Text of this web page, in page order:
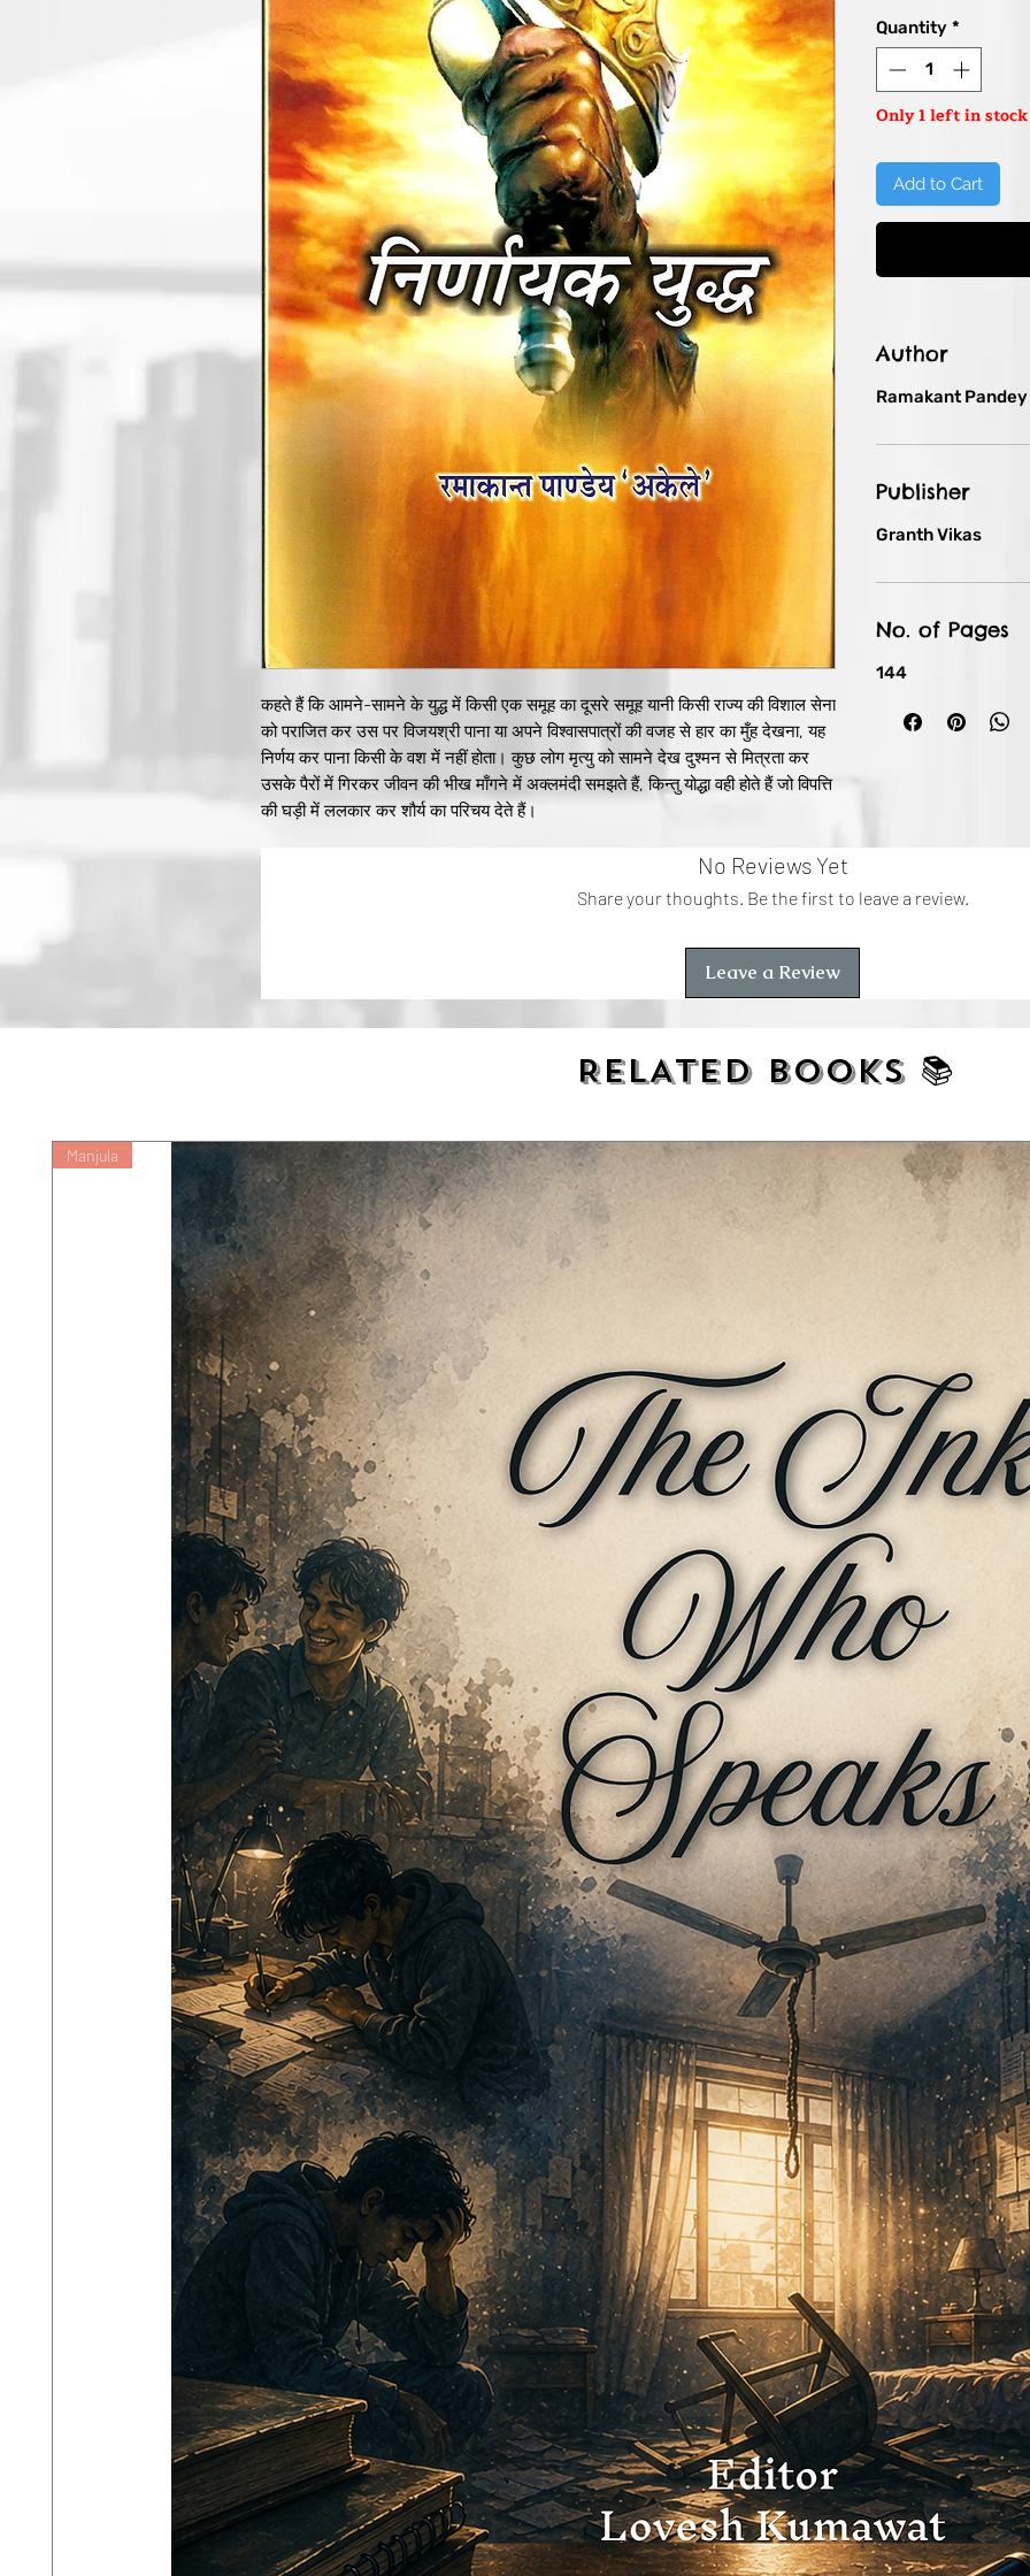
कहते हैं कि आमने-सामने के युद्ध में किसी एक समूह का दूसरे समूह यानी किसी राज्य की विशाल सेना
को पराजित कर उस पर विजयश्री पाना या अपने विश्वासपात्रों की वजह से हार का मुँह देखना, यह
निर्णय कर पाना किसी के वश में नहीं होता। कुछ लोग मृत्यु को सामने देख दुश्मन से मित्रता कर
उसके पैरों में गिरकर जीवन की भीख माँगने में अक्लमंदी समझते हैं, किन्तु योद्धा वही होते हैं जो विपत्ति
की घड़ी में ललकार कर शौर्य का परिचय देते हैं।
प्राचीन गाथाओं को अपनी लेखनी में शामिल किया है, जिनमें जहाँ एक ओर श्रद्धा, प्रेम एवं आपसी
मेलजोल का तालमेल है तो वहीं दूसरी और विश्वास के साथ-साथ छल-कपट एवं विरोध की भावना से
'विलक्षण साधु' तक कुल तेईस लघुकथाओं का समावेश है। प्रत्येक लघुकथा को सुप्रसिद्ध
इतिहासकार श्री रमाकान्त पाण्डेय 'अकेले' ने अतिरोचक शब्दों से संजोया है, जो कि सराहनीय तथा
बहुप्रशंसनीय कार्य है।
Quantity *
Only 1 left in stock
Add to Cart
Author
Ramakant
Publisher
Granth Vikas
No. of Pages
144
No Reviews Yet
Share your thoughts. Be the first to leave a review.
Leave a Review
RELATED BOOKS 📚
Manjula